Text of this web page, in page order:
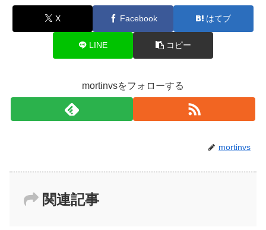
X Facebook はてブ
LINE コピー
mortinvsをフォローする
mortinvs
関連記事